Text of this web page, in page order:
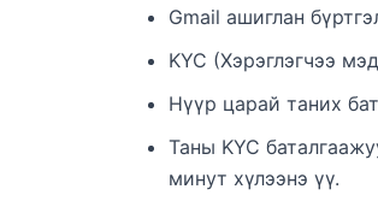
Gmail ашиглан
KYC (Хэрэглэгчээ
Нүүр царай таних
Таны KYC
минут хүлээнэ үү.